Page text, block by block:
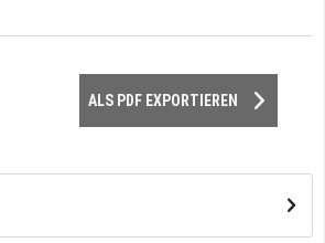
ALS PDF EXPORTIEREN